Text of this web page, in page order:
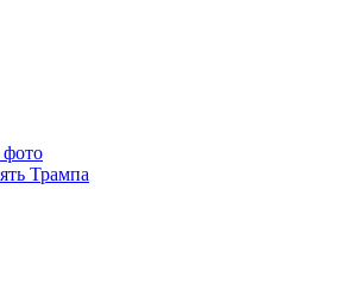
фото
Трампа